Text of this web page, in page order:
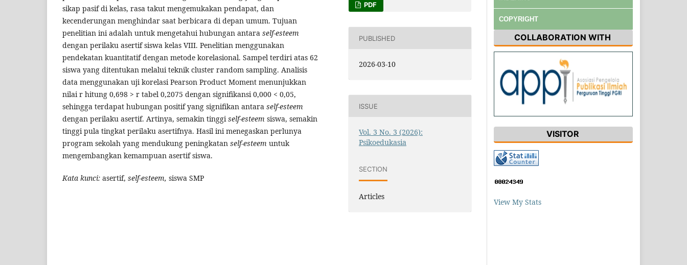
sikap pasif di kelas, rasa takut mengemukakan pendapat, dan
kecenderungan menghindar saat berbicara di depan umum. Tujuan
penelitian ini adalah untuk mengetahui hubungan antara self-esteem
dengan perilaku asertif siswa kelas VIII. Penelitian menggunakan
pendekatan kuantitatif dengan metode korelasional. Sampel terdiri atas 62
siswa yang ditentukan melalui teknik cluster random sampling. Analisis
data menggunakan uji korelasi Pearson Product Moment menunjukkan
nilai r hitung 0,698 > r tabel 0,2075 dengan signifikansi 0,000 < 0,05,
sehingga terdapat hubungan positif yang signifikan antara self-esteem
dengan perilaku asertif. Artinya, semakin tinggiself-esteem siswa, semakin
tinggi pula tingkat perilaku asertifnya. Hasil ini menegaskan perlunya
program sekolah yang mendukung peningkatan self-esteem untuk
mengembangkan kemampuan asertif siswa.
Kata kunci: asertif, self-esteem, siswa SMP
PDF
PUBLISHED
2026-03-10
ISSUE
Vol. 3 No. 3 (2026):
Psikoedukasia
SECTION
Articles
COPYRIGHT
COLLABORATION WITH
VISITOR
View My Stats